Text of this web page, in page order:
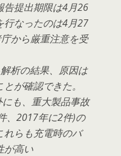
告提出期限は4月26
行なったのは4月27
から厳重注意を受
析の結果、原因は
が確認できた。
も、重大製品事故
、2017年に2件)の
れらも充電時のバ
が高い